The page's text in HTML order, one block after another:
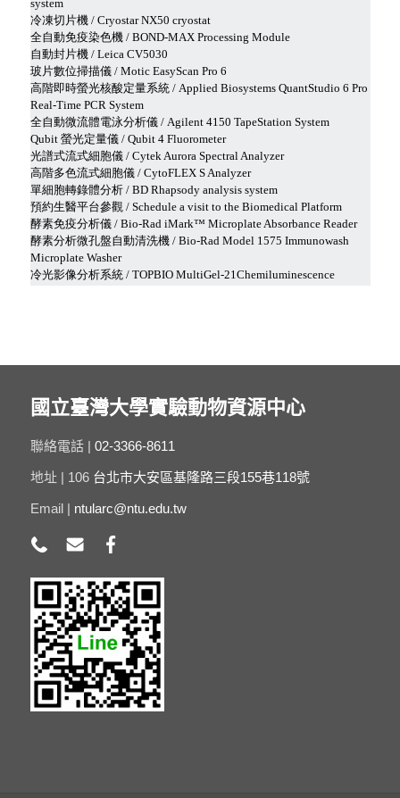
國立臺灣大學實驗動物資源中心
聯絡電話 | 02-3366-8611
地址 | 106 台北市大安區基隆路三段155巷118號
Email | ntularc@ntu.edu.tw